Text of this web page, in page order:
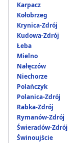
Karpacz
Kołobrzeg
Krynica-Zdrój
Kudowa-Zdrój
Łeba
Mielno
Nałęczów
Niechorze
Polańczyk
Polanica-Zdrój
Rabka-Zdrój
Rymanów-Zdrój
Świeradów-Zdrój
Świnoujście